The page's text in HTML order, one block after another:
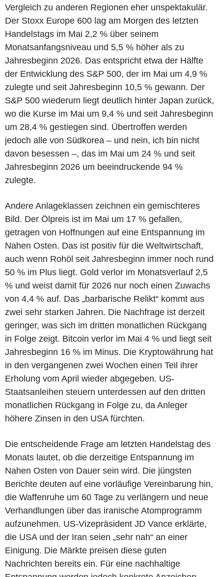
Vergleich zu anderen Regionen eher unspektakulär.
Der Stoxx Europe 600 lag am Morgen des letzten
Handelstags im Mai 2,2 % über seinem
Monatsanfangsniveau und 5,5 % höher als zu
Jahresbeginn 2026. Das entspricht etwa der Hälfte
der Entwicklung des S&P 500, der im Mai um 4,9 %
zulegte und seit Jahresbeginn 10,5 % gewann. Der
S&P 500 wiederum liegt deutlich hinter Japan zurück,
wo die Kurse im Mai um 9,4 % und seit Jahresbeginn
um 28,4 % gestiegen sind. Übertroffen werden
jedoch alle von Südkorea – und nein, ich bin nicht
davon besessen –, das im Mai um 24 % und seit
Jahresbeginn 2026 um beeindruckende 94 %
zulegte.
Andere Anlageklassen zeichnen ein gemischteres
Bild. Der Ölpreis ist im Mai um 17 % gefallen,
getragen von Hoffnungen auf eine Entspannung im
Nahen Osten. Das ist positiv für die Weltwirtschaft,
auch wenn Rohöl seit Jahresbeginn immer noch rund
50 % im Plus liegt. Gold verlor im Monatsverlauf 2,5
% und weist damit für 2026 nur noch einen Zuwachs
von 4,4 % auf. Das „barbarische Relikt“ kommt aus
zwei sehr starken Jahren. Die Nachfrage ist derzeit
geringer, was sich im dritten monatlichen Rückgang
in Folge zeigt. Bitcoin verlor im Mai 4 % und liegt seit
Jahresbeginn 16 % im Minus. Die Kryptowährung hat
in den vergangenen zwei Wochen einen Teil ihrer
Erholung vom April wieder abgegeben. US-
Staatsanleihen steuern unterdessen auf den dritten
monatlichen Rückgang in Folge zu, da Anleger
höhere Zinsen in den USA fürchten.
Die entscheidende Frage am letzten Handelstag des
Monats lautet, ob die derzeitige Entspannung im
Nahen Osten von Dauer sein wird. Die jüngsten
Berichte deuten auf eine vorläufige Vereinbarung hin,
die Waffenruhe um 60 Tage zu verlängern und neue
Verhandlungen über das iranische Atomprogramm
aufzunehmen. US-Vizepräsident JD Vance erklärte,
die USA und der Iran seien „sehr nah“ an einer
Einigung. Die Märkte preisen diese guten
Nachrichten bereits ein. Für eine nachhaltige